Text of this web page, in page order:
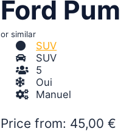
Ford
or similar
SUV
SUV
5
Oui
Manuel
Price from: 45,00 €